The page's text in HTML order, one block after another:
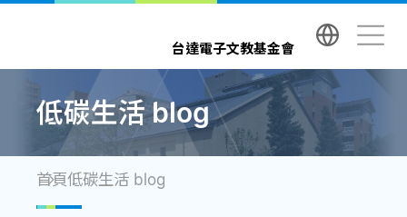
台達電子文教基金會
低碳生活 blog
首頁低碳生活 blog